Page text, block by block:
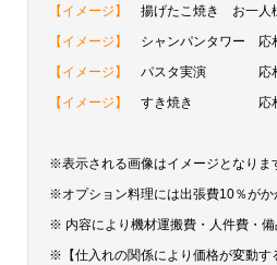
【イメージ】
揚げたこ焼き お一人
【イメージ】
シャンパンタワー 応
【イメージ】
パスタ実演 応
【イメージ】
すき焼き 応
※表示される画像はイメージとなりま
※オプション料理には出張費10％がか
※ 内容により機材運搬費・人件費・備
※【仕入れの関係により価格が変動す